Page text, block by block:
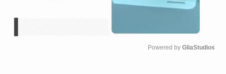
Powered by GliaStudios